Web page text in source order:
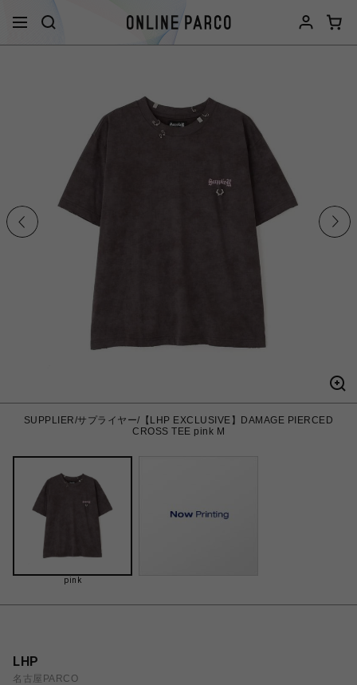
SUPPLIER/サプライヤー/【LHP EXCLUSIVE】DAMAGE PIERCED
CROSS TEE pink M
pink
LHP
名古屋PARCO